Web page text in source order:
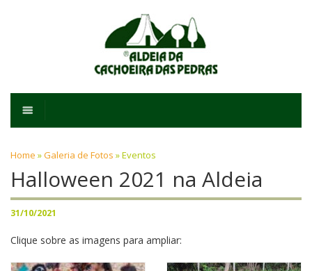
Home »Galeria de Fotos »Eventos
Halloween 2021 na Aldeia
31/10/2021
Clique sobre as imagens para ampliar: